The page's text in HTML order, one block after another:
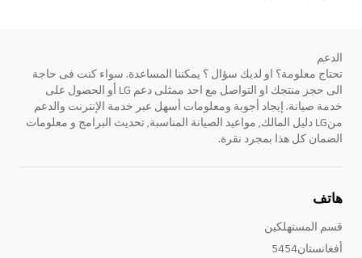
الدعم
تحتاج معلومة؟ او لديك سؤال ؟ يمكننا المساعدة. سواء كنت فى حاجة
الى حجز منتجك او التواصل مع احد ممثلى دعم LG أو الحصول على
خدمة صيانة. إيجاد أجوبة ومعلومات أسهل عبر خدمة الإنترنت والدعم
منLG دليل المالك, مواعيد الصيانة المناسبة, تحديث البرامج و معلومات
الضمان كل هذا بمجرد نقرة.
هاتف
قسم المستهلكين
أفغانستان5454